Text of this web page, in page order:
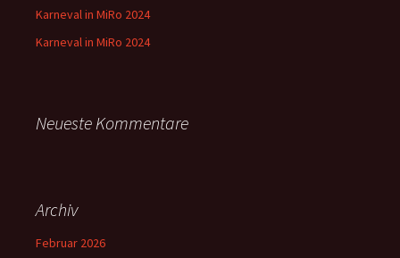
Karneval in MiRo 2024
Karneval in MiRo 2024
Neueste Kommentare
Archiv
Februar 2026